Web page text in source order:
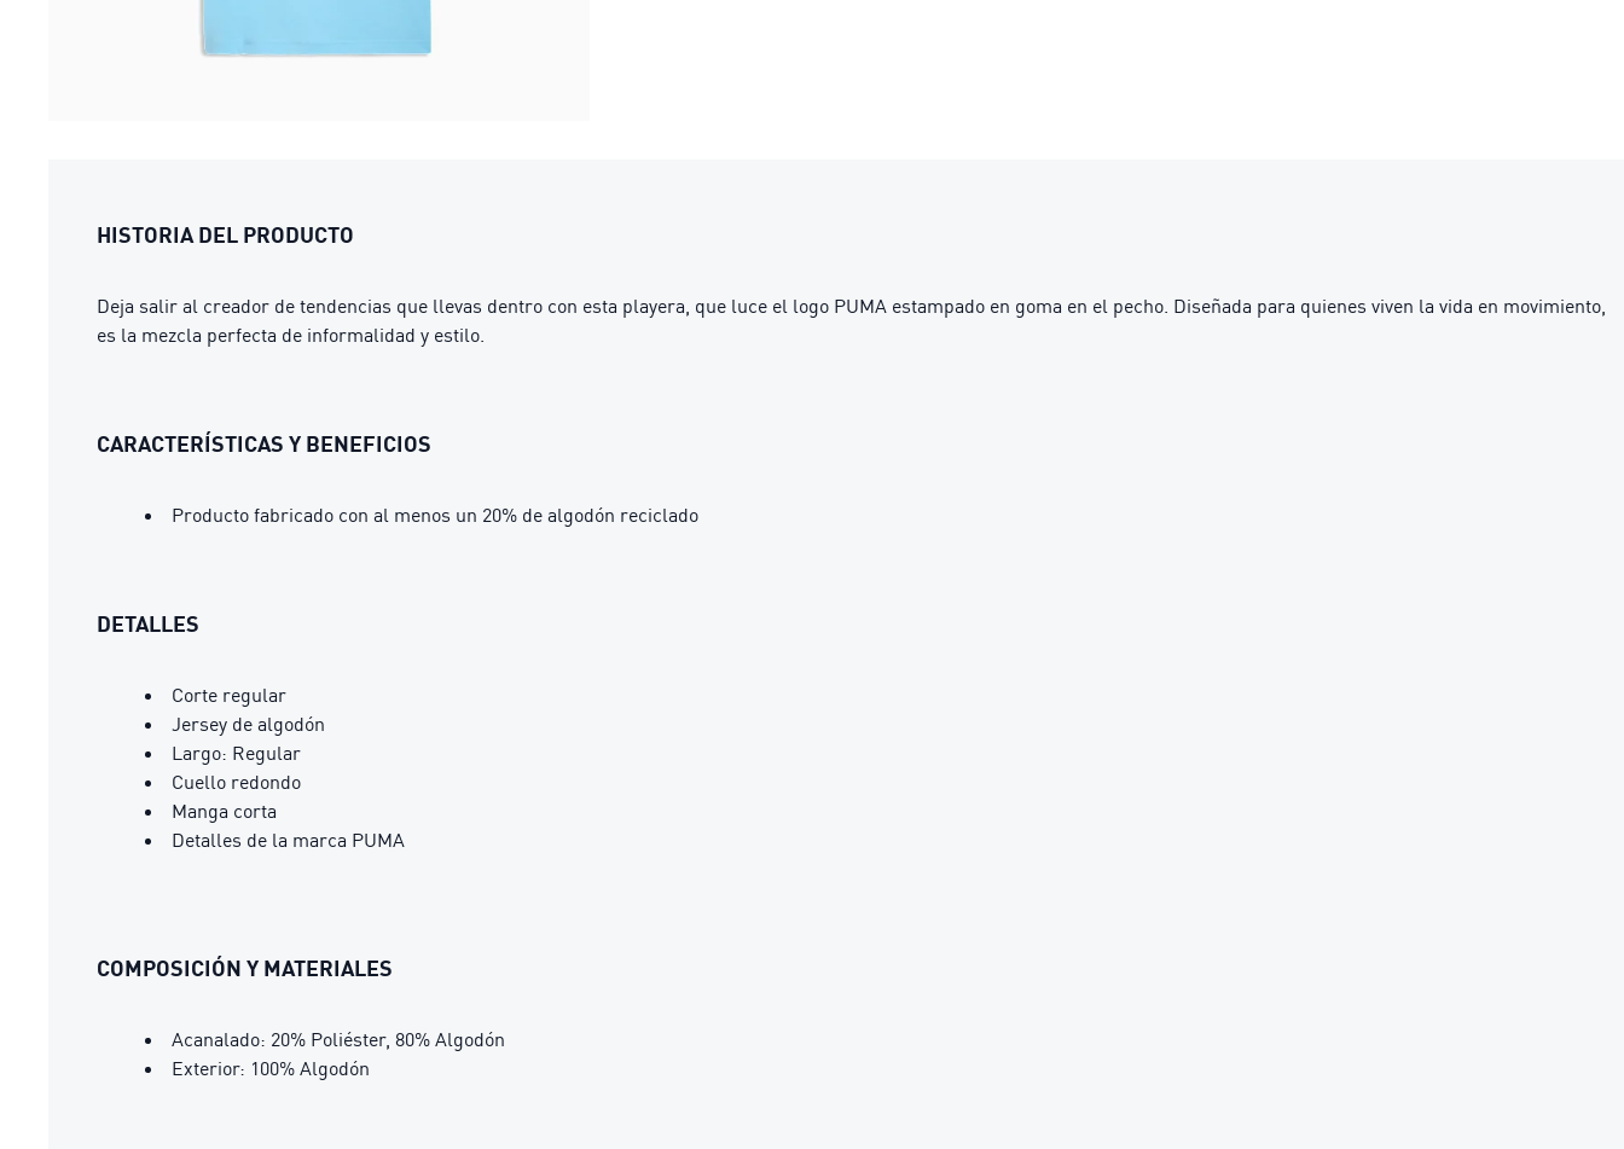
HISTORIA DEL PRODUCTO
Deja salir al creador de tendencias que llevas dentro con esta playera, que luce el logo PUMA estampado en goma en el pecho. Diseñada para quienes viven la vida en movimiento,
es la mezcla perfecta de informalidad y estilo.
CARACTERÍSTICAS Y BENEFICIOS
Producto fabricado con al menos un 20% de algodón reciclado
DETALLES
Corte regular
Jersey de algodón
Largo: Regular
Cuello redondo
Manga corta
Detalles de la marca PUMA
COMPOSICIÓN Y MATERIALES
Acanalado: 20% Poliéster, 80% Algodón
Exterior: 100% Algodón